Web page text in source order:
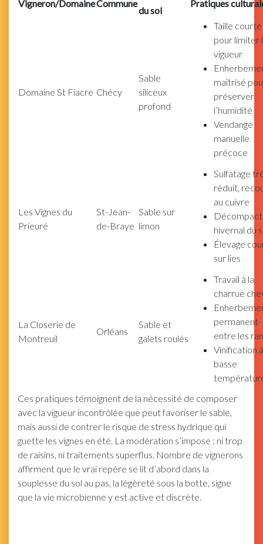
Vigneron/DomaineCommune
du sol
Pratiques
Domaine St Fiacre Chécy
Sable
siliceux
profond
Taille courte
pour limiter
vigueur
maîtrisé
préserver
l’humidité
Vendange
manuelle
précoce
Les Vignes du
Prieuré
St-Jean-
de-Braye
Sable sur
limon
Sulfatage
réduit,
au cuivre
hivernal du
Élevage
sur lies
La Closerie de
Montreuil
Orléans
Sable et
galets roulés
Travail à la
charrue
permanent
entre les
Vinification à
basse
Ces pratiques témoignent de la nécessité de composer
avec la vigueur incontrôlée que peut favoriser le sable,
mais aussi de contrer le risque de stress hydrique qui
guette les vignes en été. La modération s’impose : ni trop
de raisins, ni traitements superflus. Nombre de vignerons
affirment que le vrai repère se lit d’abord dans la
souplesse du sol au pas, la légèreté sous la botte, signe
que la vie microbienne y est active et discrète.